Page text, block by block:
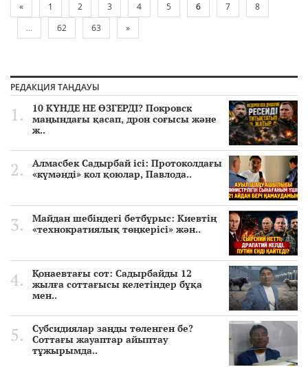
« 1 2 3 4 5 6 7
8
...
62 63 »
РЕДАКЦИЯ ТАҢДАУЫ
10 КҮНДЕ НЕ ӨЗГЕРДІ? Покровск
маңындағы қасап, дрон соғысы және
ж..
Алмасбек Садырбай ісі: Протоколдағы
«күмәнді» кол қоюлар, Павлода..
Майдан шебіндегі бетбұрыс: Киевтің
«технократиялық төңкерісі» жән..
Қонаевтағы сот: Садырбайды 12
жылға соттағысы келетіндер бұқа
мен..
Субсидиялар заңды төленген бе?
Соттағы жауаптар айыптау
тұжырымда..